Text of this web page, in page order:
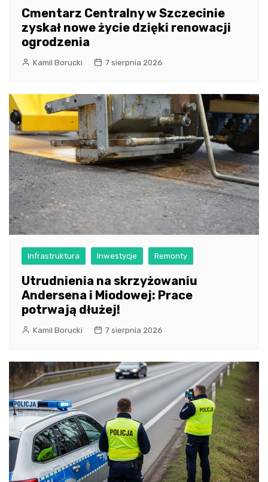
Cmentarz Centralny w Szczecinie
zyskał nowe życie dzięki renowacji
ogrodzenia
Kamil Borucki 7 sierpnia 2026
Infrastruktura Inwestycje Remonty
Utrudnienia na skrzyżowaniu
Andersena i Miodowej: Prace
potrwają dłużej!
Kamil Borucki 7 sierpnia 2026